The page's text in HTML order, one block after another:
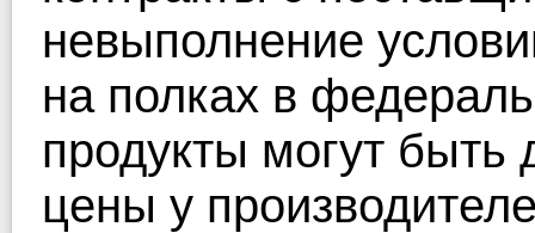
невыполнение
на полках в
продукты могут
цены у